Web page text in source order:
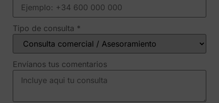
Tipo de consulta *
Envíanos tus comentarios